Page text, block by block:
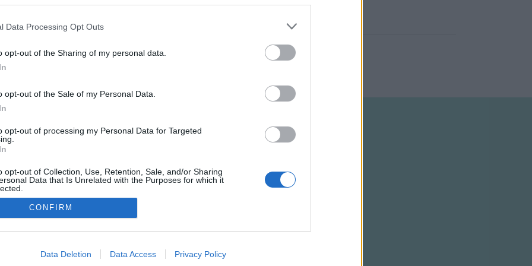
Data Processing Opt Outs
opt-out of the Sharing of my personal data.
opt-out of the Sale of my Personal Data.
opt-out of processing my Personal Data for Targeted
opt-out of Collection, Use, Retention, Sale, and/or Sharing
Data that Is Unrelated with the Purposes for which it
allow Google to enable storage related to advertising like cookies on
CONFIRM
Data Deletion Data Access Privacy Policy
NÉPI